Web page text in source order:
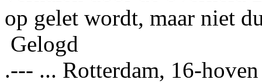
op gelet wordt, maar niet
Gelogd
.--- ... Rotterdam, 16-hoven